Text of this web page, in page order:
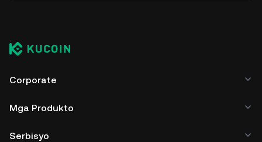
Corporate
Mga Produkto
Serbisyo